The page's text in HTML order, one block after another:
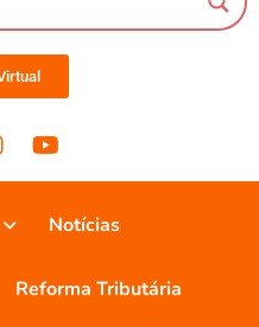
Notícias
Reforma Tributária